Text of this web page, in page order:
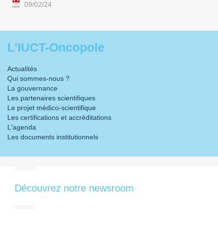
09/02/24
L'IUCT-Oncopole
Actualités
Qui sommes-nous ?
La gouvernance
Les partenaires scientifiques
Le projet médico-scientifique
Les certifications et accréditations
L'agenda
Les documents institutionnels
Découvrez notre newsroom